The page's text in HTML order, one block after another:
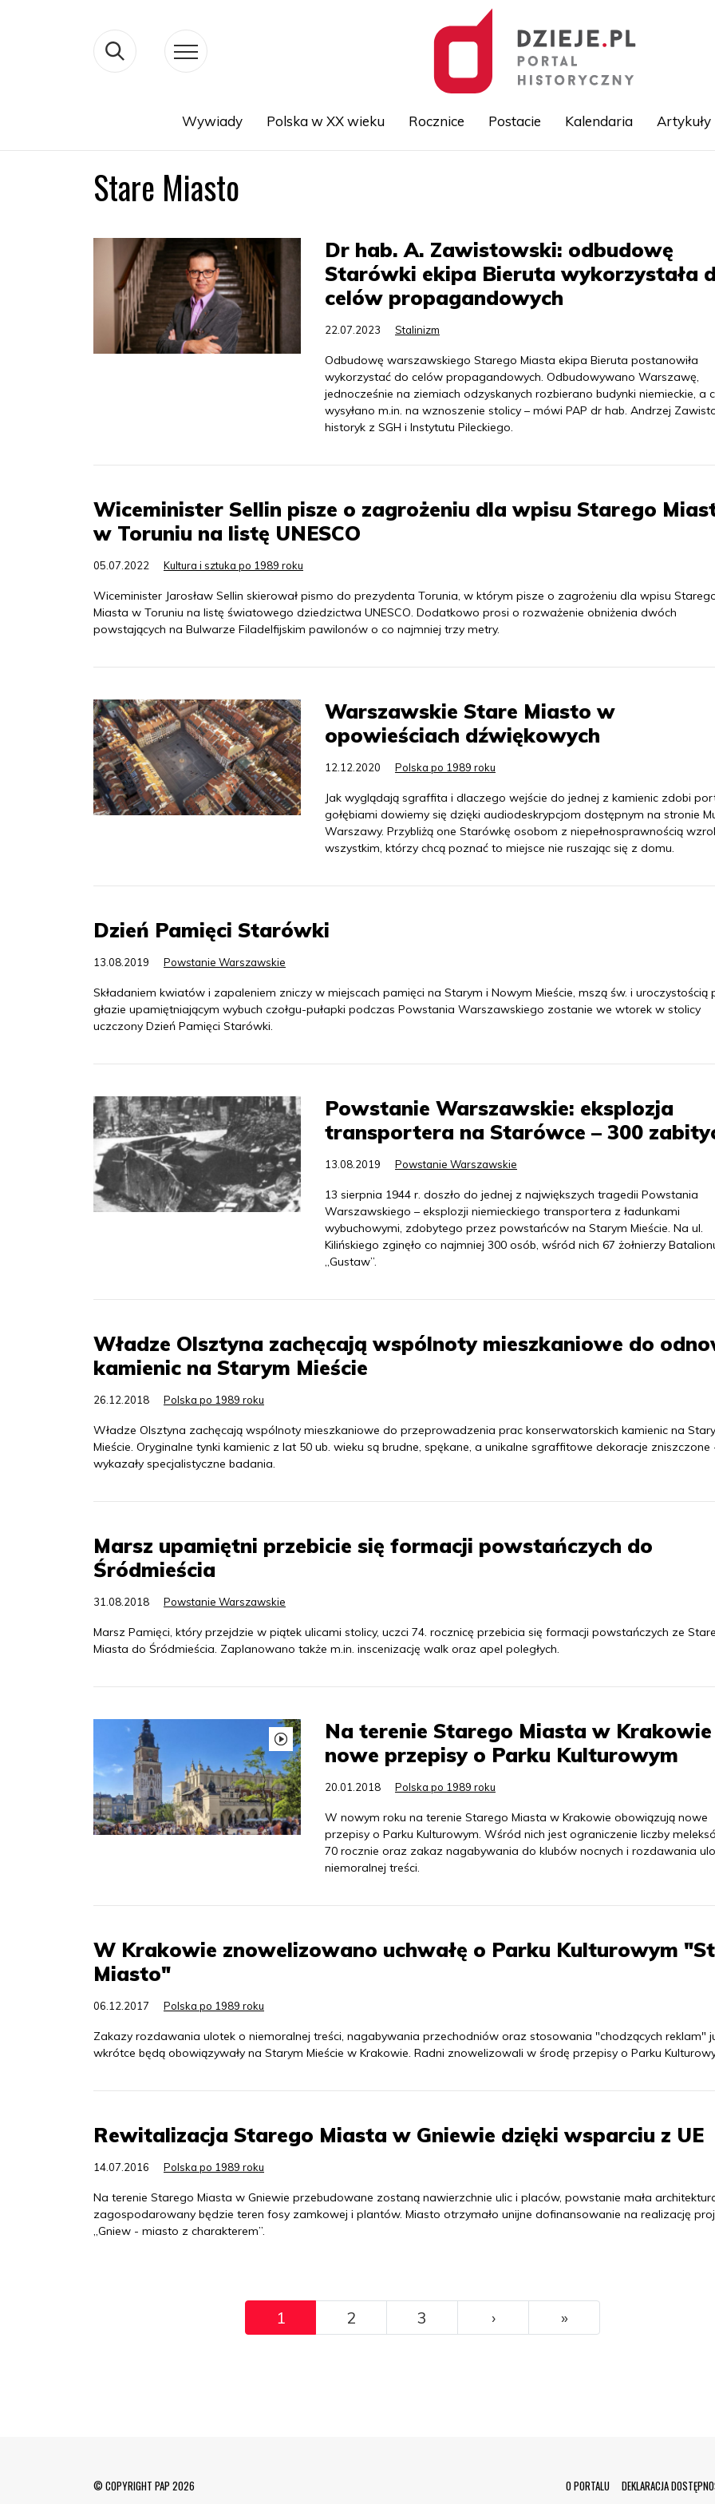
Wywiady Polska w XX wieku Rocznice Postacie Kalendaria Artykuły
Stare Miasto
Dr hab. A. Zawistowski: odbudowę
Starówki ekipa Bieruta wykorzystała
celów propagandowych
22.07.2023 Stalinizm
Odbudowę warszawskiego Starego Miasta ekipa Bieruta postanowiła
wykorzystać do celów propagandowych. Odbudowywano Warszawę,
jednocześnie na ziemiach odzyskanych rozbierano budynki niemieckie, a
wysyłano m.in. na wznoszenie stolicy – mówi PAP dr hab. Andrzej
historyk z SGH i Instytutu Pileckiego.
Wiceminister Sellin pisze o zagrożeniu dla wpisu Starego
w Toruniu na listę UNESCO
05.07.2022 Kultura i sztuka po 1989 roku
Wiceminister Jarosław Sellin skierował pismo do prezydenta Torunia, w którym pisze o zagrożeniu dla wpisu
Miasta w Toruniu na listę światowego dziedzictwa UNESCO. Dodatkowo prosi o rozważenie obniżenia dwóch
powstających na Bulwarze Filadelfijskim pawilonów o co najmniej trzy metry.
Warszawskie Stare Miasto w
opowieściach dźwiękowych
12.12.2020 Polska po 1989 roku
Jak wyglądają sgraffita i dlaczego wejście do jednej z kamienic zdobi
gołębiami dowiemy się dzięki audiodeskrypcjom dostępnym na stronie
Warszawy. Przybliżą one Starówkę osobom z niepełnosprawnością
wszystkim, którzy chcą poznać to miejsce nie ruszając się z domu.
Dzień Pamięci Starówki
13.08.2019 Powstanie Warszawskie
Składaniem kwiatów i zapaleniem zniczy w miejscach pamięci na Starym i Nowym Mieście, mszą św. i uroczystością
głazie upamiętniającym wybuch czołgu-pułapki podczas Powstania Warszawskiego zostanie we wtorek w stolicy
uczczony Dzień Pamięci Starówki.
Powstanie Warszawskie: eksplozja
transportera na Starówce – 300
13.08.2019 Powstanie Warszawskie
13 sierpnia 1944 r. doszło do jednej z największych tragedii Powstania
Warszawskiego – eksplozji niemieckiego transportera z ładunkami
wybuchowymi, zdobytego przez powstańców na Starym Mieście. Na ul.
Kilińskiego zginęło co najmniej 300 osób, wśród nich 67 żołnierzy
„Gustaw”.
Władze Olsztyna zachęcają wspólnoty mieszkaniowe do
kamienic na Starym Mieście
26.12.2018 Polska po 1989 roku
Władze Olsztyna zachęcają wspólnoty mieszkaniowe do przeprowadzenia prac konserwatorskich kamienic na
Mieście. Oryginalne tynki kamienic z lat 50 ub. wieku są brudne, spękane, a unikalne sgraffitowe dekoracje zniszczone
wykazały specjalistyczne badania.
Marsz upamiętni przebicie się formacji powstańczych do
Śródmieścia
31.08.2018 Powstanie Warszawskie
Marsz Pamięci, który przejdzie w piątek ulicami stolicy, uczci 74. rocznicę przebicia się formacji powstańczych ze
Miasta do Śródmieścia. Zaplanowano także m.in. inscenizację walk oraz apel poległych.
Na terenie Starego Miasta w Krakowie
nowe przepisy o Parku Kulturowym
20.01.2018 Polska po 1989 roku
W nowym roku na terenie Starego Miasta w Krakowie obowiązują nowe
przepisy o Parku Kulturowym. Wśród nich jest ograniczenie liczby
70 rocznie oraz zakaz nagabywania do klubów nocnych i rozdawania
niemoralnej treści.
W Krakowie znowelizowano uchwałę o Parku Kulturowym
Miasto"
06.12.2017 Polska po 1989 roku
Zakazy rozdawania ulotek o niemoralnej treści, nagabywania przechodniów oraz stosowania "chodzących reklam"
wkrótce będą obowiązywały na Starym Mieście w Krakowie. Radni znowelizowali w środę przepisy o Parku
Rewitalizacja Starego Miasta w Gniewie dzięki wsparciu z UE
14.07.2016 Polska po 1989 roku
Na terenie Starego Miasta w Gniewie przebudowane zostaną nawierzchnie ulic i placów, powstanie mała
zagospodarowany będzie teren fosy zamkowej i plantów. Miasto otrzymało unijne dofinansowanie na realizację
„Gniew - miasto z charakterem”.
1 2 3 ››› »Ostatni
© COPYRIGHT PAP 2026 Menu Footer
O PORTALU DEKLARACJA